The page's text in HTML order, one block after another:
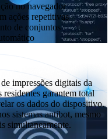
no navegador
ações repetitivas
de conjuntos
impressões digitais da
garantem total
os dados do dispositivo.
sistemas antibot, mesmo
simultaneamente.